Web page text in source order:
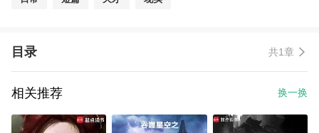
目录 共1章
相关推荐 换一换